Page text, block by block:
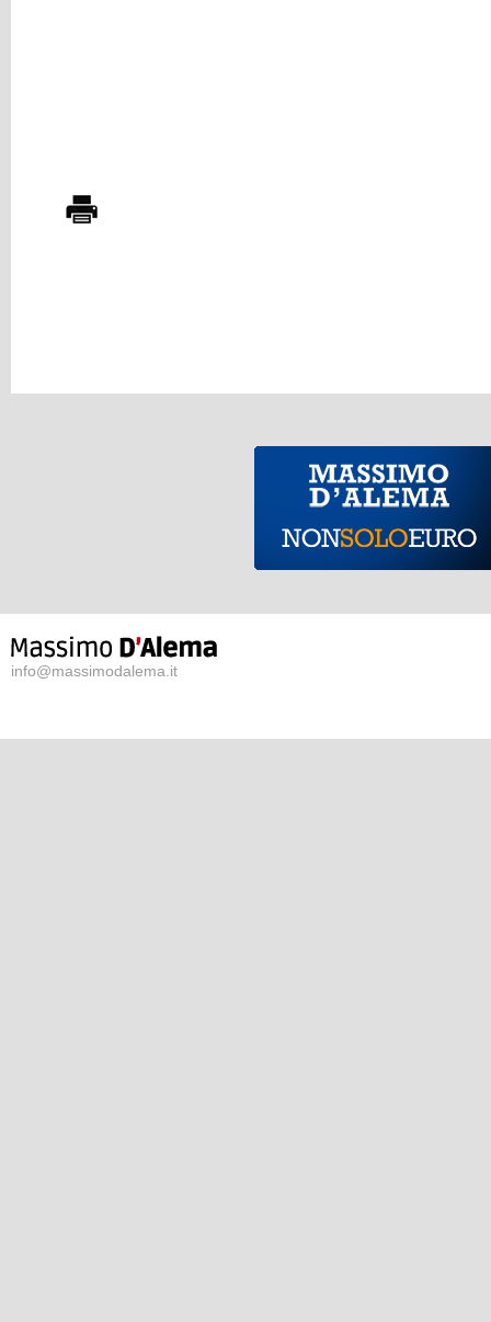
info@massimodalema.it